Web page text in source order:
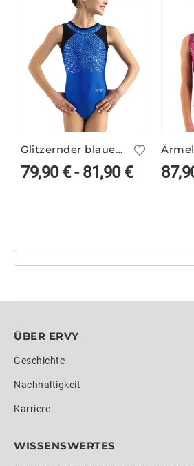
Glitzernder blauer Turnanzug ohne Arm – PEGGY/1
79,90€-81,90€
ÜBER ERVY
Geschichte
Nachhaltigkeit
Karriere
WISSENSWERTES